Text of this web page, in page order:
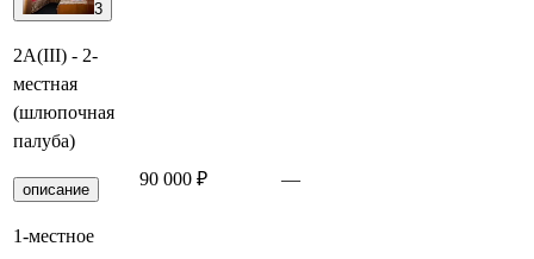
3
2А(III) - 2-
местная
(шлюпочная
палуба)
описание
1-местное
90 000 ₽ —